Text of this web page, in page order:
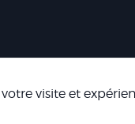
visite et